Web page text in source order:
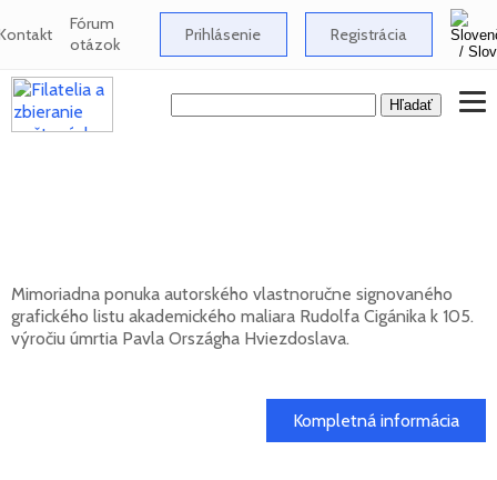
Fórum
otázok Prihlásenie Registrácia
Mimoriadna ponuka autorského vlastnoručne signovaného
grafického listu akademického maliara Rudolfa Cigánika k 105.
výročiu úmrtia Pavla Országha Hviezdoslava.
Kompletná informácia